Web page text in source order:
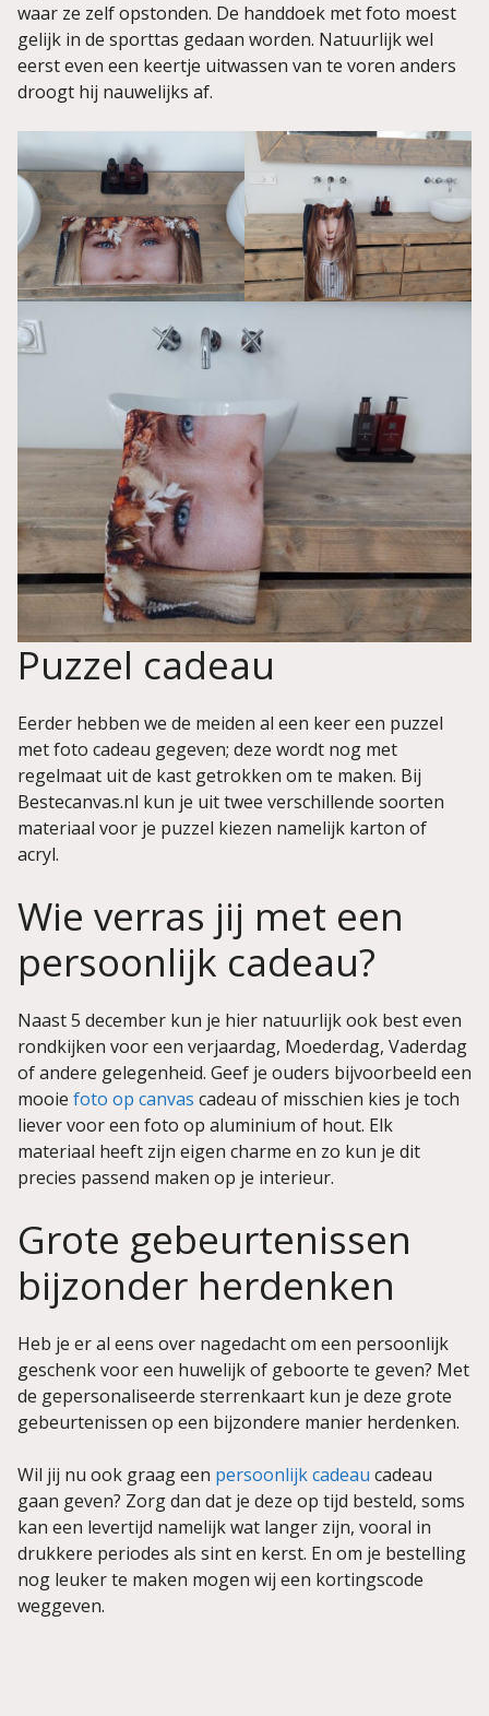
waar ze zelf opstonden. De handdoek met foto moest
gelijk in de sporttas gedaan worden. Natuurlijk wel
eerst even een keertje uitwassen van te voren anders
droogt hij nauwelijks af.
Puzzel cadeau
Eerder hebben we de meiden al een keer een puzzel
met foto cadeau gegeven; deze wordt nog met
regelmaat uit de kast getrokken om te maken. Bij
Bestecanvas.nl kun je uit twee verschillende soorten
materiaal voor je puzzel kiezen namelijk karton of
acryl.
Wie verras jij met een
persoonlijk cadeau?
Naast 5 december kun je hier natuurlijk ook best even
rondkijken voor een verjaardag, Moederdag, Vaderdag
of andere gelegenheid. Geef je ouders bijvoorbeeld een
mooie foto op canvas cadeau of misschien kies je toch
liever voor een foto op aluminium of hout. Elk
materiaal heeft zijn eigen charme en zo kun je dit
precies passend maken op je interieur.
Grote gebeurtenissen
bijzonder herdenken
Heb je er al eens over nagedacht om een persoonlijk
geschenk voor een huwelijk of geboorte te geven? Met
de gepersonaliseerde sterrenkaart kun je deze grote
gebeurtenissen op een bijzondere manier herdenken.
Wil jij nu ook graag een persoonlijk cadeau cadeau
gaan geven? Zorg dan dat je deze op tijd besteld, soms
kan een levertijd namelijk wat langer zijn, vooral in
drukkere periodes als sint en kerst. En om je bestelling
nog leuker te maken mogen wij een kortingscode
weggeven.